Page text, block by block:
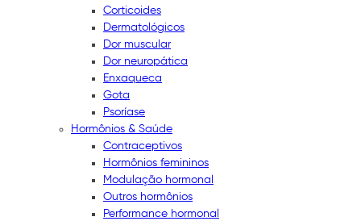
Corticoides
Dermatológicos
Dor muscular
Dor neuropática
Enxaqueca
Gota
Psoríase
Hormônios & Saúde
Contraceptivos
Hormônios femininos
Modulação hormonal
Outros hormônios
Performance hormonal